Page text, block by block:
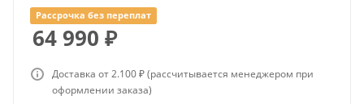
Рассрочка без переплат
64 990 ₽
Доставка от 2.100 ₽ (рассчитывается менеджером при
оформлении заказа)